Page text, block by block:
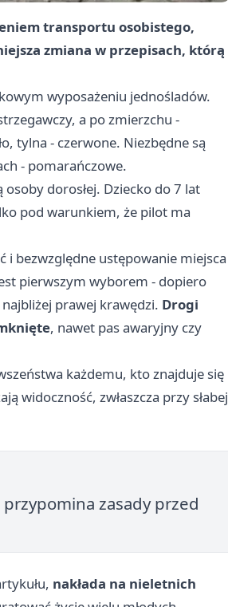
transportu osobistego,
zmiana w przepisach, którą
wyposażeniu jednośladów.
a po zmierzchu -
tylna - czerwone. Niezbędne są
- pomarańczowe.
dorosłej. Dziecko do 7 lat
pod warunkiem, że pilot ma
i bezwzględne ustępowanie miejsca
pierwszym wyborem - dopiero
prawej krawędzi. Drogi
, nawet pas awaryjny czy
każdemu, kto znajduje się
widoczność, zwłaszcza przy słabej
zasady przed
nakłada na nieletnich